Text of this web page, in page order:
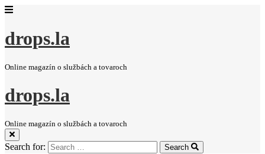
drops.la
Online magazín o službách a tovaroch
drops.la
Online magazín o službách a tovaroch
Search for: Search